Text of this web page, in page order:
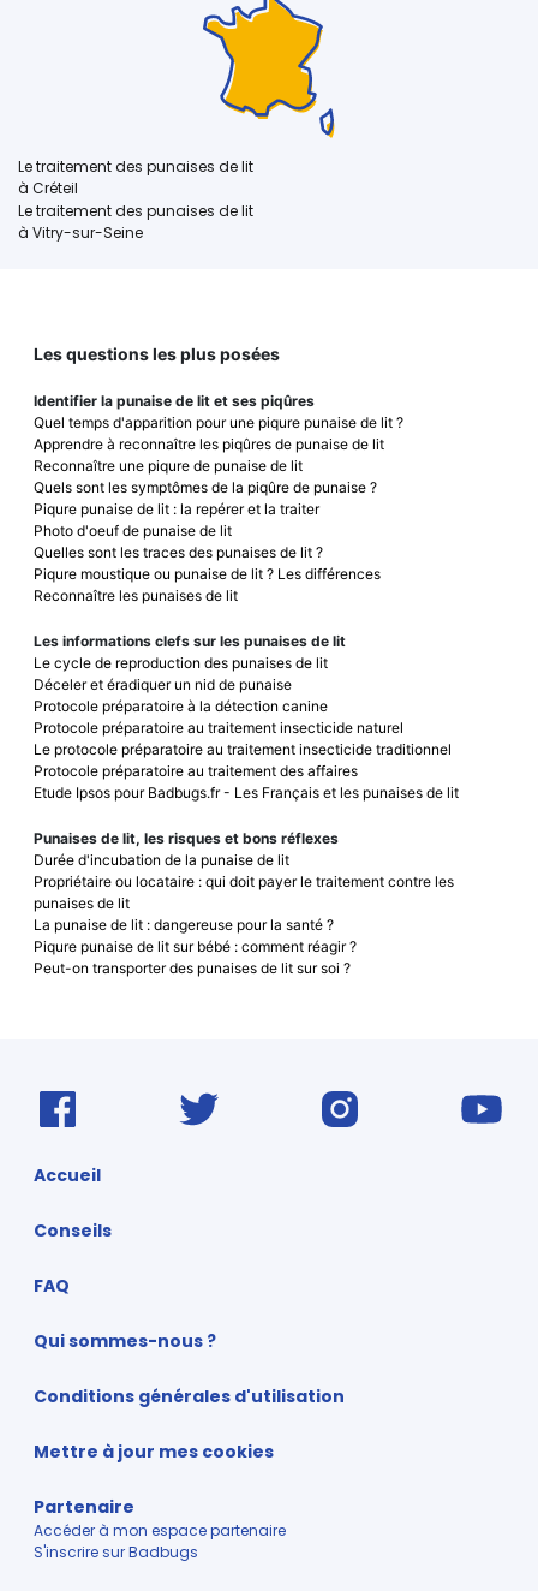
Le traitement des punaises de lit
à Créteil
Le traitement des punaises de lit
à Vitry-sur-Seine
Les questions les plus posées
Identifier la punaise de lit et ses piqûres
Quel temps d'apparition pour une piqure punaise de lit ?
Apprendre à reconnaître les piqûres de punaise de lit
Reconnaître une piqure de punaise de lit
Quels sont les symptômes de la piqûre de punaise ?
Piqure punaise de lit : la repérer et la traiter
Photo d'oeuf de punaise de lit
Quelles sont les traces des punaises de lit ?
Piqure moustique ou punaise de lit ? Les différences
Reconnaître les punaises de lit
Les informations clefs sur les punaises de lit
Le cycle de reproduction des punaises de lit
Déceler et éradiquer un nid de punaise
Protocole préparatoire à la détection canine
Protocole préparatoire au traitement insecticide naturel
Le protocole préparatoire au traitement insecticide traditionnel
Protocole préparatoire au traitement des affaires
Etude Ipsos pour Badbugs.fr - Les Français et les punaises de lit
Punaises de lit, les risques et bons réflexes
Durée d'incubation de la punaise de lit
Propriétaire ou locataire : qui doit payer le traitement contre les
punaises de lit
La punaise de lit : dangereuse pour la santé ?
Piqure punaise de lit sur bébé : comment réagir ?
Peut-on transporter des punaises de lit sur soi ?
Accueil
Conseils
FAQ
Qui sommes-nous ?
Conditions générales d'utilisation
Mettre à jour mes cookies
Partenaire
Accéder à mon espace partenaire
S'inscrire sur Badbugs